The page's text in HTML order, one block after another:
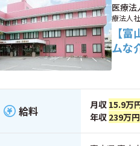
医療
療法人
【
ムな
給料 月収 15.9万
年収 239万